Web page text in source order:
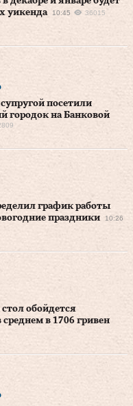
уикенда
10:45 36015
посетили
городок на Банковой
график работы
праздники
10:26
обойдется
в 1706 гривен